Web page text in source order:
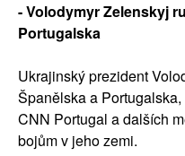
- Volodymyr Zelenskyj
Portugalska
Ukrajinský prezident
Španělska a
CNN Portugal a dalších
bojům v jeho zemi.